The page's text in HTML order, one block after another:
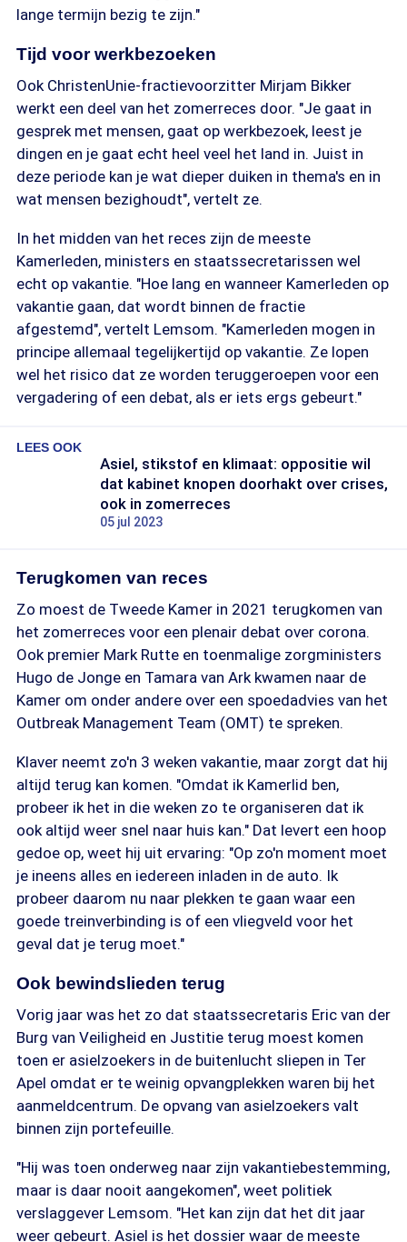
lange termijn bezig te zijn."
Tijd voor werkbezoeken
Ook ChristenUnie-fractievoorzitter Mirjam Bikker
werkt een deel van het zomerreces door. "Je gaat in
gesprek met mensen, gaat op werkbezoek, leest je
dingen en je gaat echt heel veel het land in. Juist in
deze periode kan je wat dieper duiken in thema's en in
wat mensen bezighoudt", vertelt ze.
In het midden van het reces zijn de meeste
Kamerleden, ministers en staatssecretarissen wel
echt op vakantie. "Hoe lang en wanneer Kamerleden op
vakantie gaan, dat wordt binnen de fractie
afgestemd", vertelt Lemsom. "Kamerleden mogen in
principe allemaal tegelijkertijd op vakantie. Ze lopen
wel het risico dat ze worden teruggeroepen voor een
vergadering of een debat, als er iets ergs gebeurt."
LEES OOK
Asiel, stikstof en klimaat: oppositie wil
dat kabinet knopen doorhakt over crises,
ook in zomerreces
05 jul 2023
Terugkomen van reces
Zo moest de Tweede Kamer in 2021 terugkomen van
het zomerreces voor een plenair debat over corona.
Ook premier Mark Rutte en toenmalige zorgministers
Hugo de Jonge en Tamara van Ark kwamen naar de
Kamer om onder andere over een spoedadvies van het
Outbreak Management Team (OMT) te spreken.
Klaver neemt zo'n 3 weken vakantie, maar zorgt dat hij
altijd terug kan komen. "Omdat ik Kamerlid ben,
probeer ik het in die weken zo te organiseren dat ik
ook altijd weer snel naar huis kan." Dat levert een hoop
gedoe op, weet hij uit ervaring: "Op zo'n moment moet
je ineens alles en iedereen inladen in de auto. Ik
probeer daarom nu naar plekken te gaan waar een
goede treinverbinding is of een vliegveld voor het
geval dat je terug moet."
Ook bewindslieden terug
Vorig jaar was het zo dat staatssecretaris Eric van der
Burg van Veiligheid en Justitie terug moest komen
toen er asielzoekers in de buitenlucht sliepen in Ter
Apel omdat er te weinig opvangplekken waren bij het
aanmeldcentrum. De opvang van asielzoekers valt
binnen zijn portefeuille.
"Hij was toen onderweg naar zijn vakantiebestemming,
maar is daar nooit aangekomen", weet politiek
verslaggever Lemsom. "Het kan zijn dat het dit jaar
weer gebeurt. Asiel is het dossier waar de meeste